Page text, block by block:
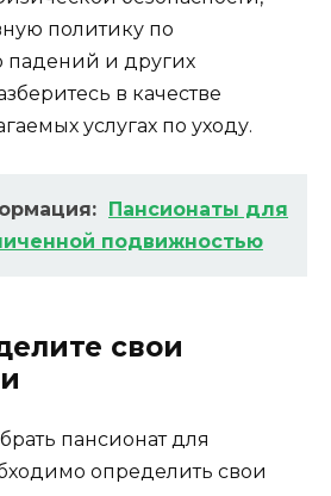
политику по
и других
в качестве
услугах по уходу.
Пансионаты для
подвижностью
свои
пансионат для
определить свои